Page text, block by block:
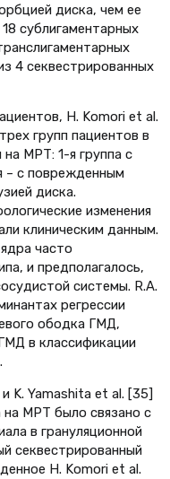
диска, чем ее
сублигаментарных
4 секвестрированных
H. Komori et al.
групп пациентов в
МРТ: 1-я группа с
– с поврежденным
диска.
изменения
клиническим данным.
часто
и предполагалось,
системы. R.A.
регрессии
ободка ГМД,
в классификации
K. Yamashita et al. [35]
на МРТ было связано с
в грануляционной
секвестрированный
H. Komori et al.